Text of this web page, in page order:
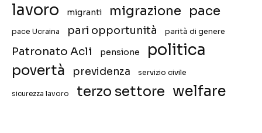
lavoro migranti migrazione pace
pace Ucraina pari opportunità parità di genere
Patronato Acli pensione politica
povertà previdenza servizio civile
sicurezza lavoro terzo settore welfare